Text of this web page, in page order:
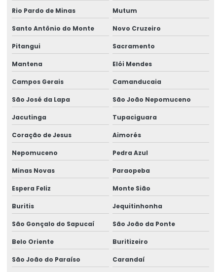
Rio Pardo de Minas Mutum
Santo Antônio do Monte Novo Cruzeiro
Pitangui Sacramento
Mantena Elói Mendes
Campos Gerais Camanducaia
São José da Lapa São João Nepomuceno
Jacutinga Tupaciguara
Coração de Jesus Aimorés
Nepomuceno Pedra Azul
Minas Novas Paraopeba
Espera Feliz Monte Sião
Buritis Jequitinhonha
São Gonçalo do Sapucaí São João da Ponte
Belo Oriente Buritizeiro
São João do Paraíso Carandaí